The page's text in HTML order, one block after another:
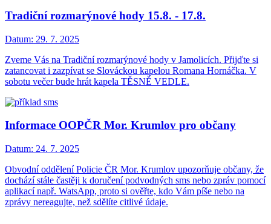
Tradiční rozmarýnové hody 15.8. - 17.8.
Datum: 29. 7. 2025
Zveme Vás na Tradiční rozmarýnové hody v Jamolicích. Přijďte si
zatancovat i zazpívat se Slováckou kapelou Romana Hornáčka. V
sobotu večer bude hrát kapela TĚSNĚ VEDLE.
Informace OOPČR Mor. Krumlov pro občany
Datum: 24. 7. 2025
Obvodní oddělení Policie ČR Mor. Krumlov upozorňuje občany, že
dochází stále častěji k doručení podvodných sms nebo zpráv pomocí
aplikací např. WatsApp, proto si ověřte, kdo Vám píše nebo na
zprávy nereagujte, než sdělíte citlivé údaje.